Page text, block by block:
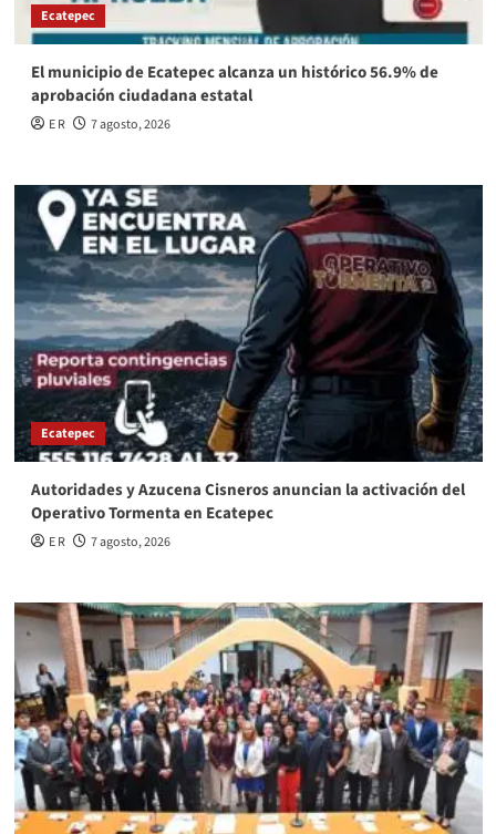
Ecatepec
El municipio de Ecatepec alcanza un histórico 56.9% de
aprobación ciudadana estatal
E R 7 agosto, 2026
Ecatepec
Autoridades y Azucena Cisneros anuncian la activación del
Operativo Tormenta en Ecatepec
E R 7 agosto, 2026